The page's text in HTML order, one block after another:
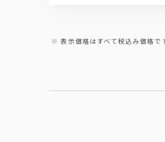
表示価格はすべて税込み価格で